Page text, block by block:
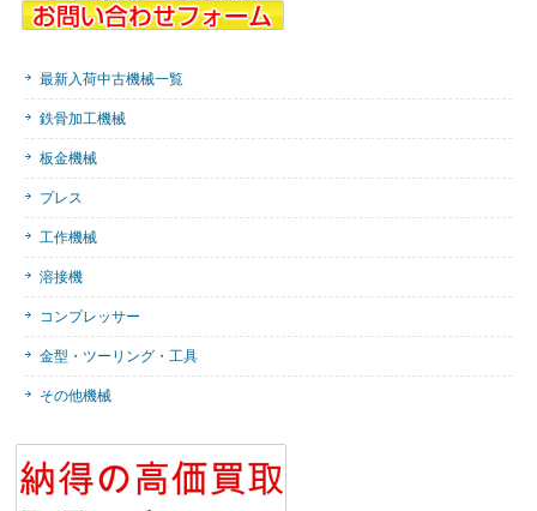
最新入荷中古機械一覧
鉄骨加工機械
板金機械
プレス
工作機械
溶接機
コンプレッサー
金型・ツーリング・工具
その他機械